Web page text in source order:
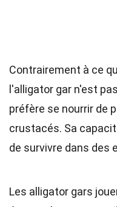
Contrairement à ce
l'alligator gar n'est
préfère se nourrir de
crustacés. Sa
de survivre dans des
Les alligator gars